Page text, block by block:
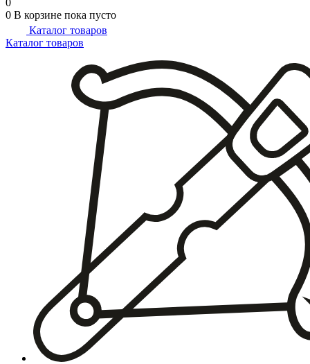
0
0 В корзине пока пусто
Каталог товаров
Каталог товаров